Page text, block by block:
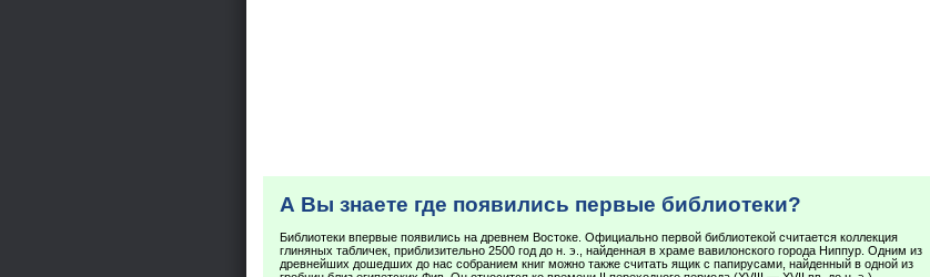
А Вы знаете где появились первые библиотеки?
Библиотеки впервые появились на древнем Востоке. Официально первой библиотекой считается коллекция
глиняных табличек, приблизительно 2500 год до н. э., найденная в храме вавилонского города Ниппур. Одним из
древнейших дошедших до нас собранием книг можно также считать ящик с папирусами, найденный в одной из